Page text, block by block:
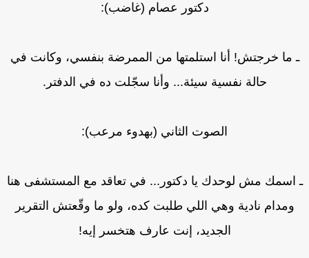
دكتور عصام (غاضب):
ما خرجتش! أنا استلمتها من الممرضة بنفسي، وكانت في
حالة نفسية سيئة... وأنا سجّلت ده في الدفتر.
الصوت الثاني (بهدوء مرعب):
اسمك مش لوحدك يا دكتور... في تعاقد مع المستشفى هنا
ومدام نادية وهي اللي طلبت كده، ولو ما وقّعتش التقرير
الجديد، إنت عارف هتخسر إيه!